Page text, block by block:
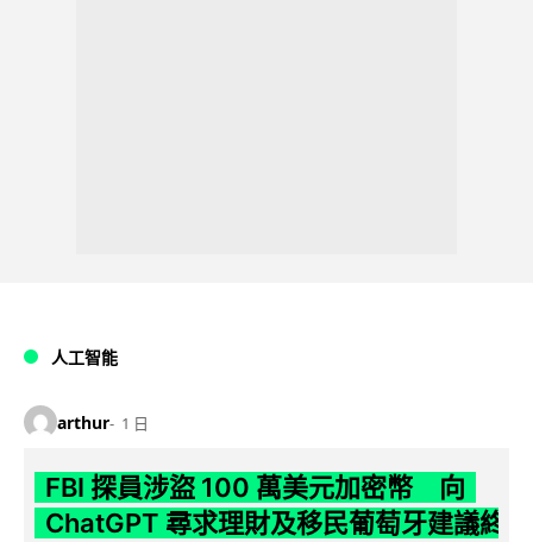
人工智能
arthur 1 日
FBI 探員涉盜 100 萬美元加密幣 向
ChatGPT 尋求理財及移民葡萄牙建議終